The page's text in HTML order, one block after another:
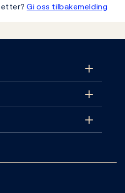
etter?Gi oss tilbakemelding